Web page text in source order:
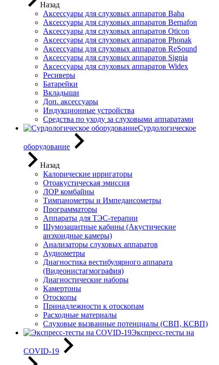
Назад
Аксессуары для слуховых аппаратов Baha
Аксессуары для слуховых аппаратов Bernafon
Аксессуары для слуховых аппаратов Oticon
Аксессуары для слуховых аппаратов Phonak
Аксессуары для слуховых аппаратов ReSound
Аксессуары для слуховых аппаратов Signia
Аксессуары для слуховых аппаратов Widex
Ресиверы
Батарейки
Вкладыши
Доп. аксессуары
Индукционные устройства
Средства по уходу за слуховыми аппаратами
Сурдологическое
оборудование
Назад
Калорические ирригаторы
Отоакустическая эмиссия
ЛОР комбайны
Тимпанометры и Импедансометры
Программаторы
Аппараты для ТЭС-терапии
Шумозащитные кабины (Акустические
анэхоидные камеры)
Анализаторы слуховых аппаратов
Аудиометры
Диагностика вестибулярного аппарата
(Видеонистагмография)
Диагностические наборы
Камертоны
Отоскопы
Принадлежности к отоскопам
Расходные материалы
Слуховые вызванные потенциалы (СВП, КСВП)
Экспресс-тесты на
COVID-19